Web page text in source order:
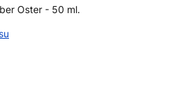
Oster - 50 ml.